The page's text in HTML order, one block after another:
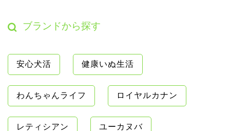
ブランドから探す
安心犬活 健康いぬ生活
わんちゃんライフ ロイヤルカナン
レティシアン ユーカヌバ